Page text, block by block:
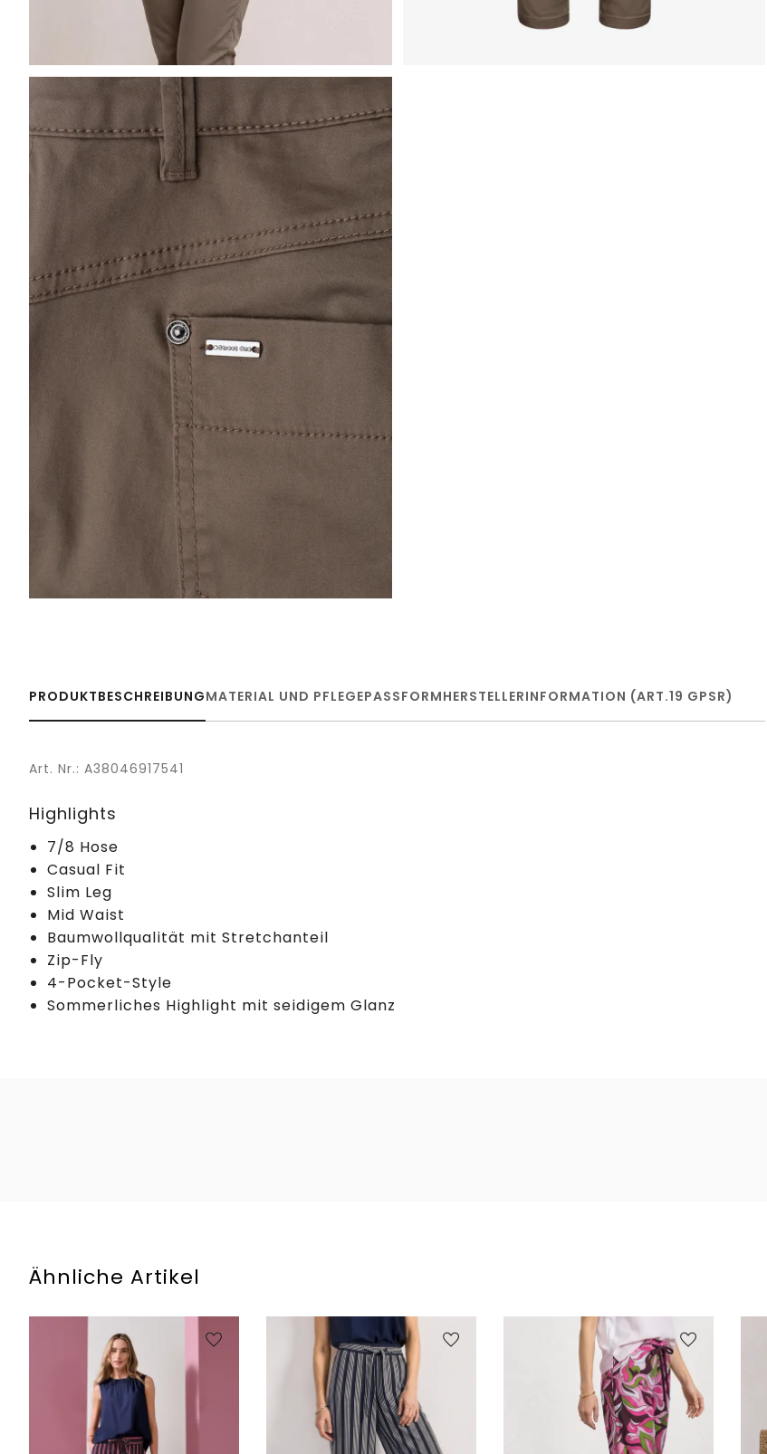
PRODUKTBESCHREIBUNGMATERIAL UND PFLEGEPASSFORMHERSTELLERINFORMATION (ART.19 GPSR)
Art. Nr.: A38046917541
Highlights
7/8 Hose
Casual Fit
Slim Leg
Mid Waist
Baumwollqualität mit Stretchanteil
Zip-Fly
4-Pocket-Style
Sommerliches Highlight mit seidigem Glanz
Ähnliche Artikel